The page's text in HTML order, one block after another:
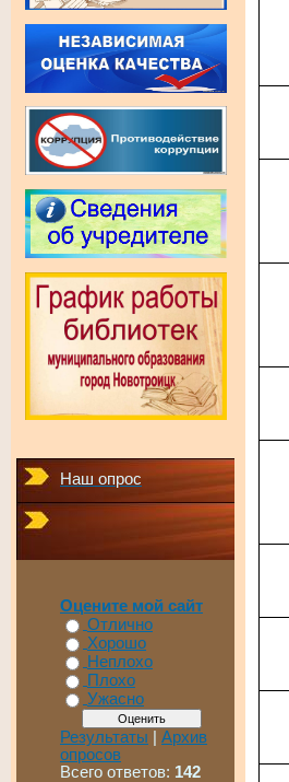
Наш опрос
Оцените мой сайт
Отлично
Хорошо
Неплохо
Плохо
Ужасно
Результаты | Архив
опросов
Всего ответов: 142